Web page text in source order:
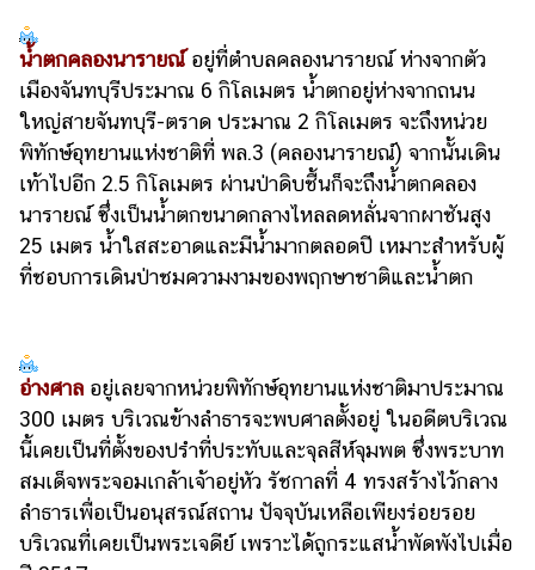
น้ำตกคลองนารายณ์ อยู่ที่ตำบลคลองนารายณ์ ห่างจากตัว
เมืองจันทบุรีประมาณ 6 กิโลเมตร น้ำตกอยู่ห่างจากถนน
ใหญ่สายจันทบุรี-ตราด ประมาณ 2 กิโลเมตร จะถึงหน่วย
พิทักษ์อุทยานแห่งชาติที่ พล.3 (คลองนารายณ์) จากนั้นเดิน
เท้าไปอีก 2.5 กิโลเมตร ผ่านป่าดิบชื้นก็จะถึงน้ำตกคลอง
นารายณ์ ซึ่งเป็นน้ำตกขนาดกลางไหลลดหลั่นจากผาชันสูง
25 เมตร น้ำใสสะอาดและมีน้ำมากตลอดปี เหมาะสำหรับผู้
ที่ชอบการเดินป่าชมความงามของพฤกษาชาติและน้ำตก
อ่างศาล อยู่เลยจากหน่วยพิทักษ์อุทยานแห่งชาติมาประมาณ
300 เมตร บริเวณข้างลำธารจะพบศาลตั้งอยู่ ในอดีตบริเวณ
นี้เคยเป็นที่ตั้งของปรำที่ประทับและจุลสีห์จุมพต ซึ่งพระบาท
สมเด็จพระจอมเกล้าเจ้าอยู่หัว รัชกาลที่ 4 ทรงสร้างไว้กลาง
ลำธารเพื่อเป็นอนุสรณ์สถาน ปัจจุบันเหลือเพียงร่อยรอย
บริเวณที่เคยเป็นพระเจดีย์ เพราะได้ถูกระแสน้ำพัดพังไปเมื่อ